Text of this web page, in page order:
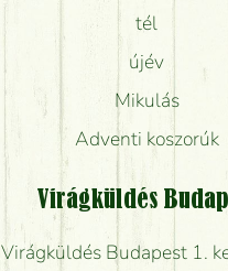
tél
újév
Mikulás
Adventi koszorúk
Virágküldés
Virágküldés Budapest 1.